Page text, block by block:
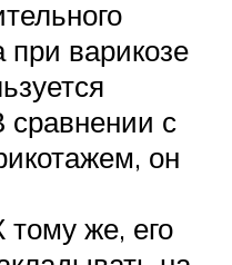
при варикозе
сравнении с
он
же, его